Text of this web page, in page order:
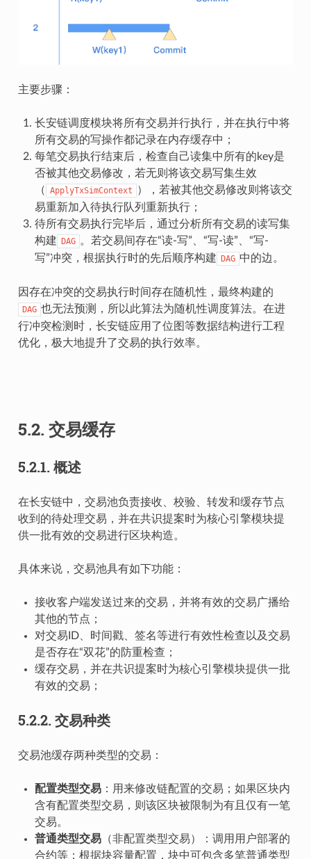
主要步骤：
长安链调度模块将所有交易并行执行，并在执行中将
所有交易的写操作都记录在内存缓存中；
每笔交易执行结束后，检查自己读集中所有的key是
否被其他交易修改，若无则将该交易写集生效
（ ApplyTxSimContext
），若被其他交易修改则将该交
易重新加入待执行队列重新执行；
待所有交易执行完毕后，通过分析所有交易的读写集
构建 DAG 。若交易间存在“读-写”、“写-读”、“写-
写”冲突，根据执行时的先后顺序构建 DAG 中的边。
因存在冲突的交易执行时间存在随机性，最终构建的
DAG 也无法预测，所以此算法为随机性调度算法。在进
行冲突检测时，长安链应用了位图等数据结构进行工程
优化，极大地提升了交易的执行效率。
5.2. 交易缓存
5.2.1. 概述
在长安链中，交易池负责接收、校验、转发和缓存节点
收到的待处理交易，并在共识提案时为核心引擎模块提
供一批有效的交易进行区块构造。
具体来说，交易池具有如下功能：
接收客户端发送过来的交易，并将有效的交易广播给
其他的节点；
对交易ID、时间戳、签名等进行有效性检查以及交易
是否存在“双花”的防重检查；
缓存交易，并在共识提案时为核心引擎模块提供一批
有效的交易；
5.2.2. 交易种类
交易池缓存两种类型的交易：
配置类型交易：用来修改链配置的交易；如果区块内
含有配置类型交易，则该区块被限制为有且仅有一笔
交易。
普通类型交易（非配置类型交易）：调用用户部署的
合约等；根据块容量配置，块中可包含多笔普通类型